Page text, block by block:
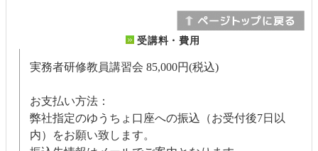
受講料・費用
実務者研修教員講習会 85,000円(税込)
お支払い方法：
弊社指定のゆうちょ口座への振込（お受付後7日以
内）をお願い致します。